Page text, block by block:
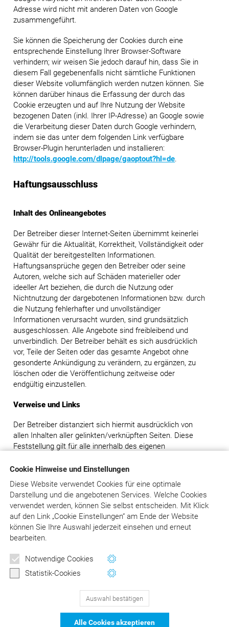
Cookie Hinweise und Einstellungen
Diese Website verwendet Cookies für eine optimale
Darstellung und die angebotenen Services. Welche Cookies
verwendet werden, können Sie selbst entscheiden. Mit Klick
aufden Link „Cookie Einstellungen“ am Ende der Website
können Sie Ihre Auswahl jederzeit einsehen und erneut
bearbeiten.
Notwendige Cookies
Statistik-Cookies
Auswahl bestätigen
Alle Cookies akzeptieren
Adresse wird nicht mit anderen Daten von Google
zusammengeführt.
Sie können die Speicherung der Cookies durch eine
entsprechende Einstellung Ihrer Browser-Software
verhindern; wir weisen Sie jedoch darauf hin, dass Sie in
diesem Fall gegebenenfalls nicht sämtliche Funktionen
dieser Website vollumfänglich werden nutzen können. Sie
können darüber hinaus die Erfassung der durch das
Cookie erzeugten und auf Ihre Nutzung der Website
bezogenen Daten (inkl. Ihrer IP-Adresse) an Google sowie
die Verarbeitung dieser Daten durch Google verhindern,
indem sie das unter dem folgenden Link verfügbare
Browser-Plugin herunterladen und installieren:
http://tools.google.com/dlpage/gaoptout?hl=de.
Haftungsausschluss
Inhalt des Onlineangebotes
Der Betreiber dieser Internet-Seiten übernimmt keinerlei
Gewähr für die Aktualität, Korrektheit, Vollständigkeit oder
Qualität der bereitgestellten Informationen.
Haftungsansprüche gegen den Betreiber oder seine
Autoren, welche sich auf Schäden materieller oder
ideeller Art beziehen, die durch die Nutzung oder
Nichtnutzung der dargebotenen Informationen bzw. durch
die Nutzung fehlerhafter und unvollständiger
Informationen verursacht wurden, sind grundsätzlich
ausgeschlossen. Alle Angebote sind freibleibend und
unverbindlich. Der Betreiber behält es sich ausdrücklich
vor, Teile der Seiten oder das gesamte Angebot ohne
gesonderte Ankündigung zu verändern, zu ergänzen, zu
löschen oder die Veröffentlichung zeitweise oder
endgültig einzustellen.
Verweise und Links
Der Betreiber distanziert sich hiermit ausdrücklich von
allen Inhalten aller gelinkten/verknüpften Seiten. Diese
Feststellung gilt für alle innerhalb des eigenen
Dieser Haftungsausschluss ist als Teil des gesamten
Internetangebotes des Betreibers zu betrachten. Sofern
Teile oder einzelne Formulierungen dieses Textes der
geltenden Rechtslage nicht, nicht mehr oder nicht
vollständig entsprechen sollten, bleiben die übrigen Teile
des Dokumentes in ihrem Inhalt und ihrer Gültigkeit davon
unberührt.
Newsletter
Wertvolle Tipps und Hinweise
Jetzt anmelden